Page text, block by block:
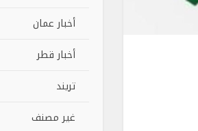
أخبار عمان
أخبار قطر
تريند
غير مصنف